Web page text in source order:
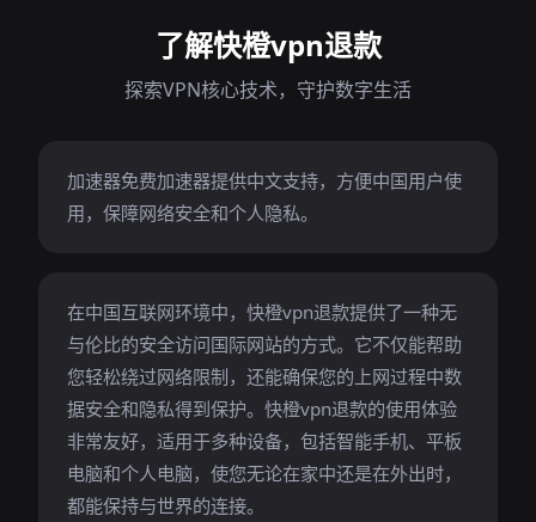
了解快橙vpn退款
探索VPN核心技术，守护数字生活
加速器免费加速器提供中文支持，方便中国用户使
用，保障网络安全和个人隐私。
在中国互联网环境中，快橙vpn退款提供了一种无
与伦比的安全访问国际网站的方式。它不仅能帮助
您轻松绕过网络限制，还能确保您的上网过程中数
据安全和隐私得到保护。快橙vpn退款的使用体验
非常友好，适用于多种设备，包括智能手机、平板
电脑和个人电脑，使您无论在家中还是在外出时，
都能保持与世界的连接。